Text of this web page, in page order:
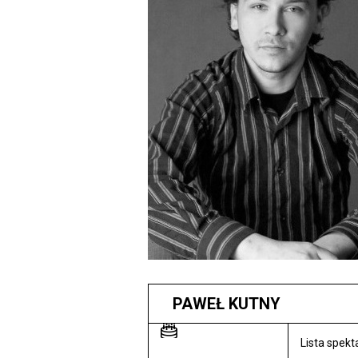
PAWEŁ KUTNY
Lista